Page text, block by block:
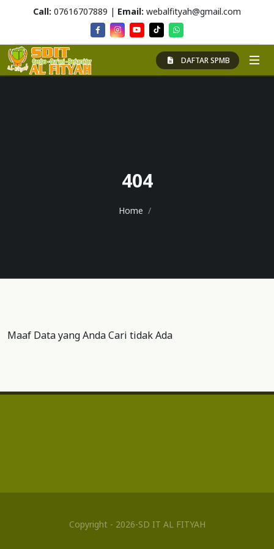
Call: 07616707889 | Email: webalfityah@gmail.com
DAFTAR SPMB
404
Home
Maaf Data yang Anda Cari tidak Ada
Copyright - 2026-SD IT AL FITYAH